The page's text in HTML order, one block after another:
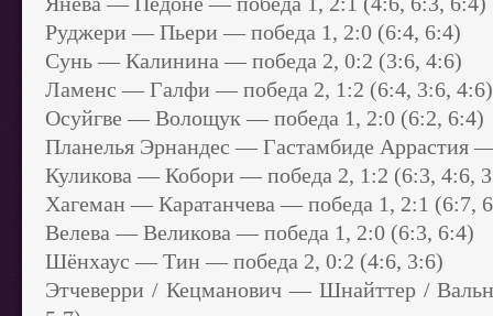
Руджери — Пьери — победа 1, 2:0 (6:4, 6:4)
Сунь — Калинина — победа 2, 0:2 (3:6, 4:6)
Ламенс — Галфи — победа 2, 1:2 (6:4, 3:6, 4:6)
Осуйгве — Волощук — победа 1, 2:0 (6:2, 6:4)
Планелья Эрнандес — Гастамбиде Аррастия
Куликова — Кобори — победа 2, 1:2 (6:3, 4:6,
Хагеман — Каратанчева — победа 1, 2:1 (6:7,
Велева — Великова — победа 1, 2:0 (6:3, 6:4)
Шёнхаус — Тин — победа 2, 0:2 (4:6, 3:6)
Этчеверри / Кецманович — Шнайттер /